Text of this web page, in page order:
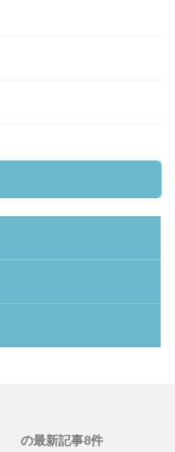
の最新記事8件